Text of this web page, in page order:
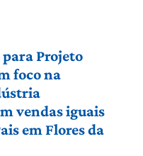
para Projeto
foco na
vendas iguais
em Flores da